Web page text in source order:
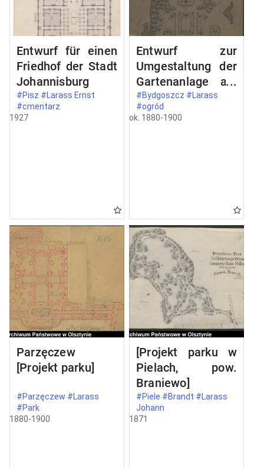
Entwurf für einen
Friedhof der Stadt
Johannisburg
#Pisz #Larass Ernst
#cmentarz
1927
Entwurf zur
Umgestaltung der
Gartenanlage am
neuen
Monumental-
#Bydgoszcz #Larass
#ogród
ok. 1880-1900
Parzęczew
[Projekt parku]
#Parzęczew #Larass
#Park
1880-1900
[Projekt parku w
Pielach, pow.
Braniewo]
#Piele #Brandt #Larass
Johann
1871